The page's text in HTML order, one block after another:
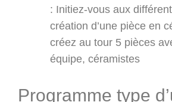
: Initiez-vous aux
création d’une pièce en
créez au tour 5 pièces
équipe, céramistes
Programme type